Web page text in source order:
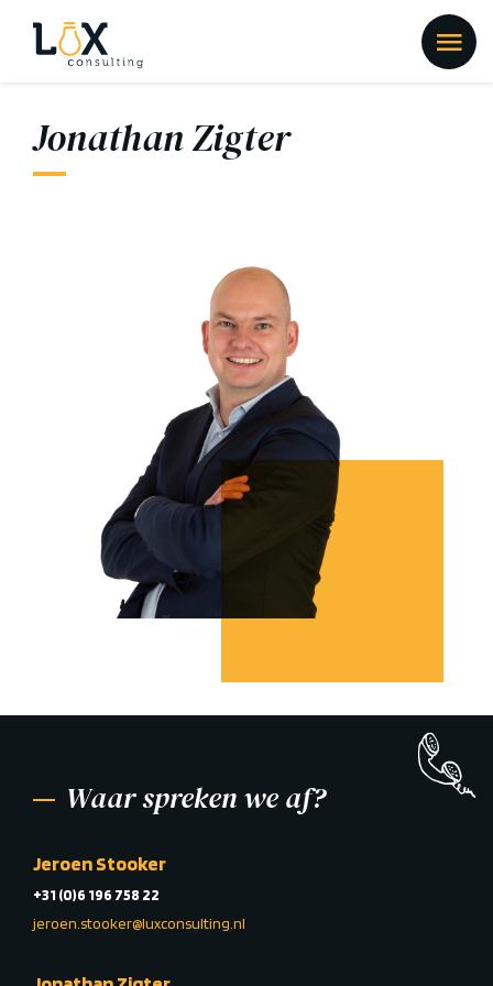
Jonathan Zigter
Waar spreken we af?
Jeroen Stooker
+31 (0)6 196 758 22
jeroen.stooker@luxconsulting.nl